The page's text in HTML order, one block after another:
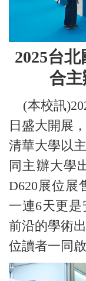
2025台北
合
(本校訊
日盛大開展
清華大學以
同主辦大學
D620展位展
一連6天更
前沿的學術
位讀者一同啟